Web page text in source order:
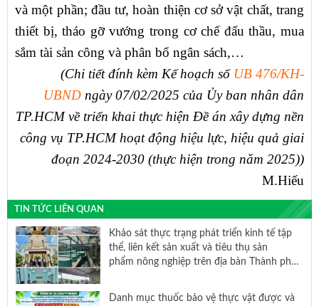
và một phần; đầu tư, hoàn thiện cơ sở vật chất, trang
thiết bị, tháo gỡ vướng trong cơ chế đấu thầu, mua
sắm tài sản công và phân bổ ngân sách,…
(Chi tiết đính kèm Kế hoạch số UB 476/KH-
UBND ngày 07/02/2025 của Ủy ban nhân dân
TP.HCM về triển khai thực hiện Đề án xây dựng nền
công vụ TP.HCM hoạt động hiệu lực, hiệu quả giai
đoạn 2024-2030 (thực hiện trong năm 2025))
M.Hiếu
TIN TỨC LIÊN QUAN
Khảo sát thực trạng phát triển kinh tế tập
thể, liên kết sản xuất và tiêu thụ sản
phẩm nông nghiệp trên địa bàn Thành phố
Danh mục thuốc bảo vệ thực vật được và